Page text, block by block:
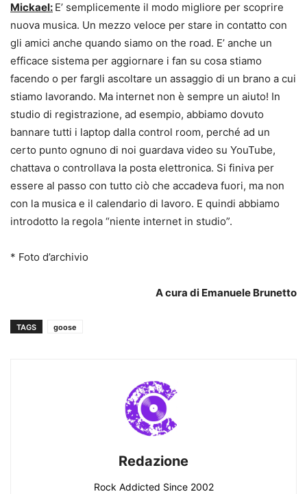
Mickael: E’ semplicemente il modo migliore per scoprire
nuova musica. Un mezzo veloce per stare in contatto con
gli amici anche quando siamo on the road. E’ anche un
efficace sistema per aggiornare i fan su cosa stiamo
facendo o per fargli ascoltare un assaggio di un brano a cui
stiamo lavorando. Ma internet non è sempre un aiuto! In
studio di registrazione, ad esempio, abbiamo dovuto
bannare tutti i laptop dalla control room, perché ad un
certo punto ognuno di noi guardava video su YouTube,
chattava o controllava la posta elettronica. Si finiva per
essere al passo con tutto ciò che accadeva fuori, ma non
con la musica e il calendario di lavoro. E quindi abbiamo
introdotto la regola “niente internet in studio”.
* Foto d’archivio
A cura di Emanuele Brunetto
TAGS goose
Redazione
Rock Addicted Since 2002